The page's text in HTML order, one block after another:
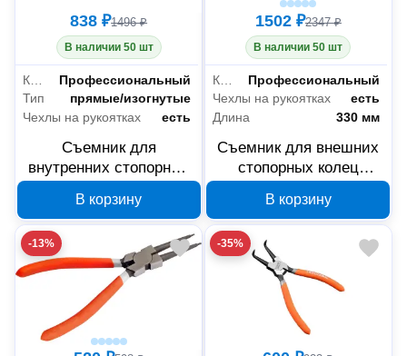
838 ₽1496 ₽
В наличии 50 шт
Профессиональный
Тип
прямые/изогнутые
Чехлы на рукоятках
есть
Съемник для
внутренних стопорных
560520
В корзину
1502 ₽2347 ₽
В наличии 50 шт
Класс товара
Профессиональный
Чехлы на рукоятках
есть
Длина
330 мм
Съемник для внешних
стопорных колец
330 мм 560506
В корзину
-13% -35%